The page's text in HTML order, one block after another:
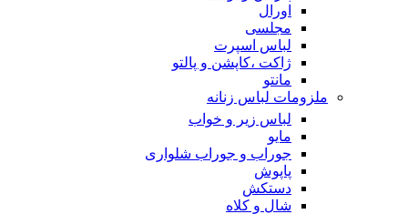
اورال
مجلسی
لباس اسپرت
ژاکت ،کاپشن و پالتو
مانتو
ملزومات لباس زنانه
لباس زیر و خواب
مایو
جوراب و جوراب شلواری
پاپوش
دستکش
شال و کلاه